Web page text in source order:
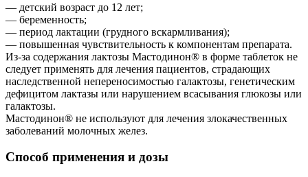
— детский возраст до 12 лет;
— беременность;
— период лактации (грудного вскармливания);
— повышенная чувствительность к компонентам препарата.
Из-за содержания лактозы Мастодинон® в форме таблеток не
следует применять для лечения пациентов, страдающих
наследственной непереносимостью галактозы, генетическим
дефицитом лактазы или нарушением всасывания глюкозы или
галактозы.
Мастодинон® не используют для лечения злокачественных
заболеваний молочных желез.
Способ применения и дозы